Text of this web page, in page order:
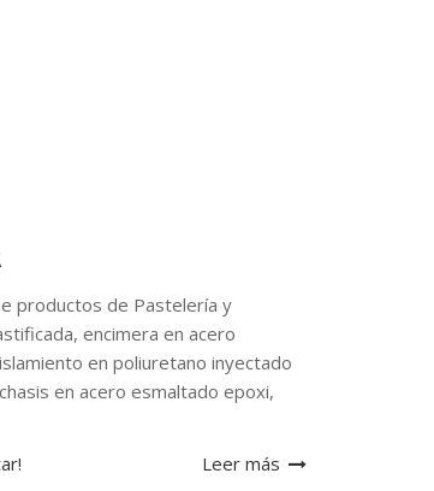
productos de Pastelería y
encimera en acero
en poliuretano inyectado
en acero esmaltado epoxi,
Leer más